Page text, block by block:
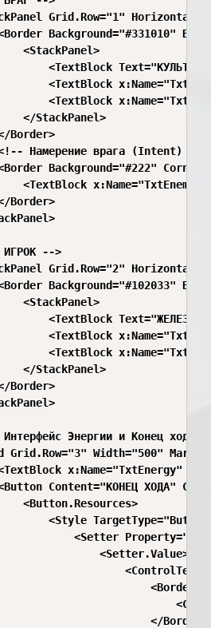
Grid.Row="1"
Background="#331010"
<StackPanel>
<TextBlock
<TextBlock
<TextBlock
</StackPanel>
Border>
Намерение врага (Intent) -->
Background="#222"
<TextBlock
Border>
ИГРОК -->
Grid.Row="2"
Background="#102033"
<StackPanel>
<TextBlock
<TextBlock
<TextBlock
</StackPanel>
Border>
Интерфейс Энергии и Конец хода
Grid.Row="3" Width="500"
x:Name="TxtEnergy"
Content="КОНЕЦ ХОДА"
<Button.Resources>
<Style
<Setter
<Setter.Value>
<Border
</Border>